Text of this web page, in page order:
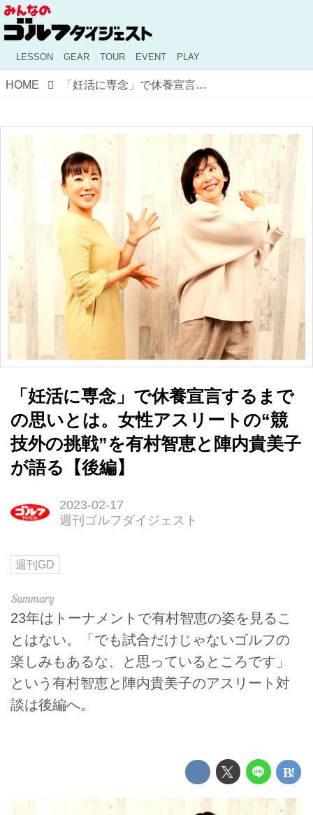
LESSON GEAR TOUR EVENT PLAY
HOME 「妊活に専念」で休養宣言するまでの思いとは。女性アスリートの“競技外の挑戦”を有村智恵と陣内貴美子が語る【後編】
「妊活に専念」で休養宣言するまで
の思いとは。女性アスリートの“競
技外の挑戦”を有村智恵と陣内貴美子
が語る【後編】
2023-02-17
週刊ゴルフダイジェスト
週刊GD
23年はトーナメントで有村智恵の姿を見るこ
とはない。「でも試合だけじゃないゴルフの
楽しみもあるな、と思っているところです」
という有村智恵と陣内貴美子のアスリート対
談は後編へ。